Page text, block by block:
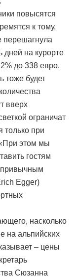
повысятся
к тому,
перешагнула
дней на курорте
до 338 евро.
тоже будет
вверх
ограничат
только при
этом мы
гостям
привычным
Egger)
насколько
на альпийских
– цены
Сюзанна